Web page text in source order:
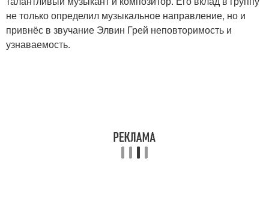
не только определил музыкальное направление, но и
привнёс в звучание Элвин Грей неповторимость и
узнаваемость.